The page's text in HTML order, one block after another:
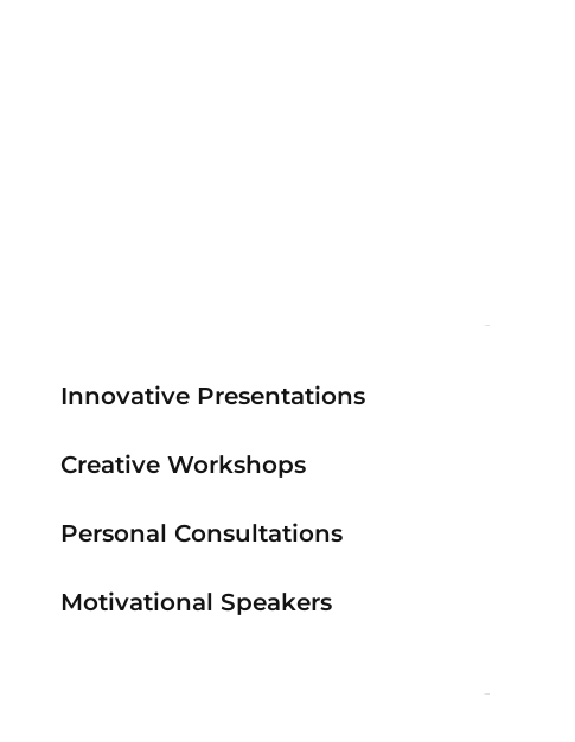
Innovative Presentations
Creative Workshops
Personal Consultations
Motivational Speakers